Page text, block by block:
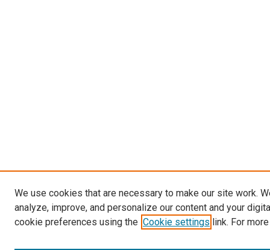
We use cookies that are necessary to make our site work.
analyze, improve, and personalize our content and your
cookie preferences using the Cookie settings link. For